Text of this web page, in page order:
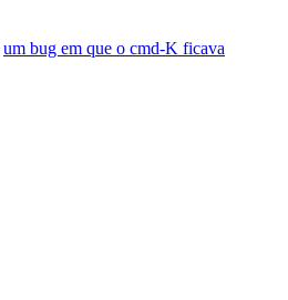
um bug em que o cmd-K ficava